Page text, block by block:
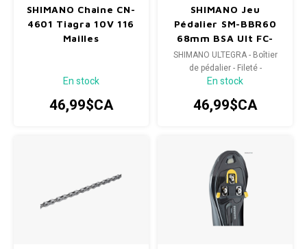
SHIMANO Chaine CN-
4601 Tiagra 10V 116
Mailles
En stock
46,99$CA
SHIMANO Jeu
Pédalier SM-BBR60
68mm BSA Ult FC-
CX70
SHIMANO ULTEGRA - Boîtier
de pédalier - Fileté -
HOLLOWTECH II - Largeur de
En stock
46,99$CA